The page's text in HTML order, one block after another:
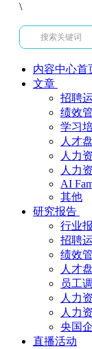
\
内容中心首
文章
招聘
绩效
学习
人才
人力
人力
AI
其他
研究报告
行业
招聘
绩效
人才
员工
人力
人力
央国
直播活动